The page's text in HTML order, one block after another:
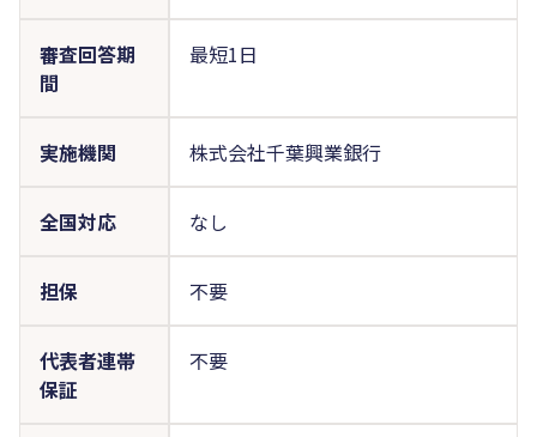
審査回答期
間
最短1日
実施機関 株式会社千葉興業銀行
全国対応 なし
担保 不要
代表者連帯
保証
不要